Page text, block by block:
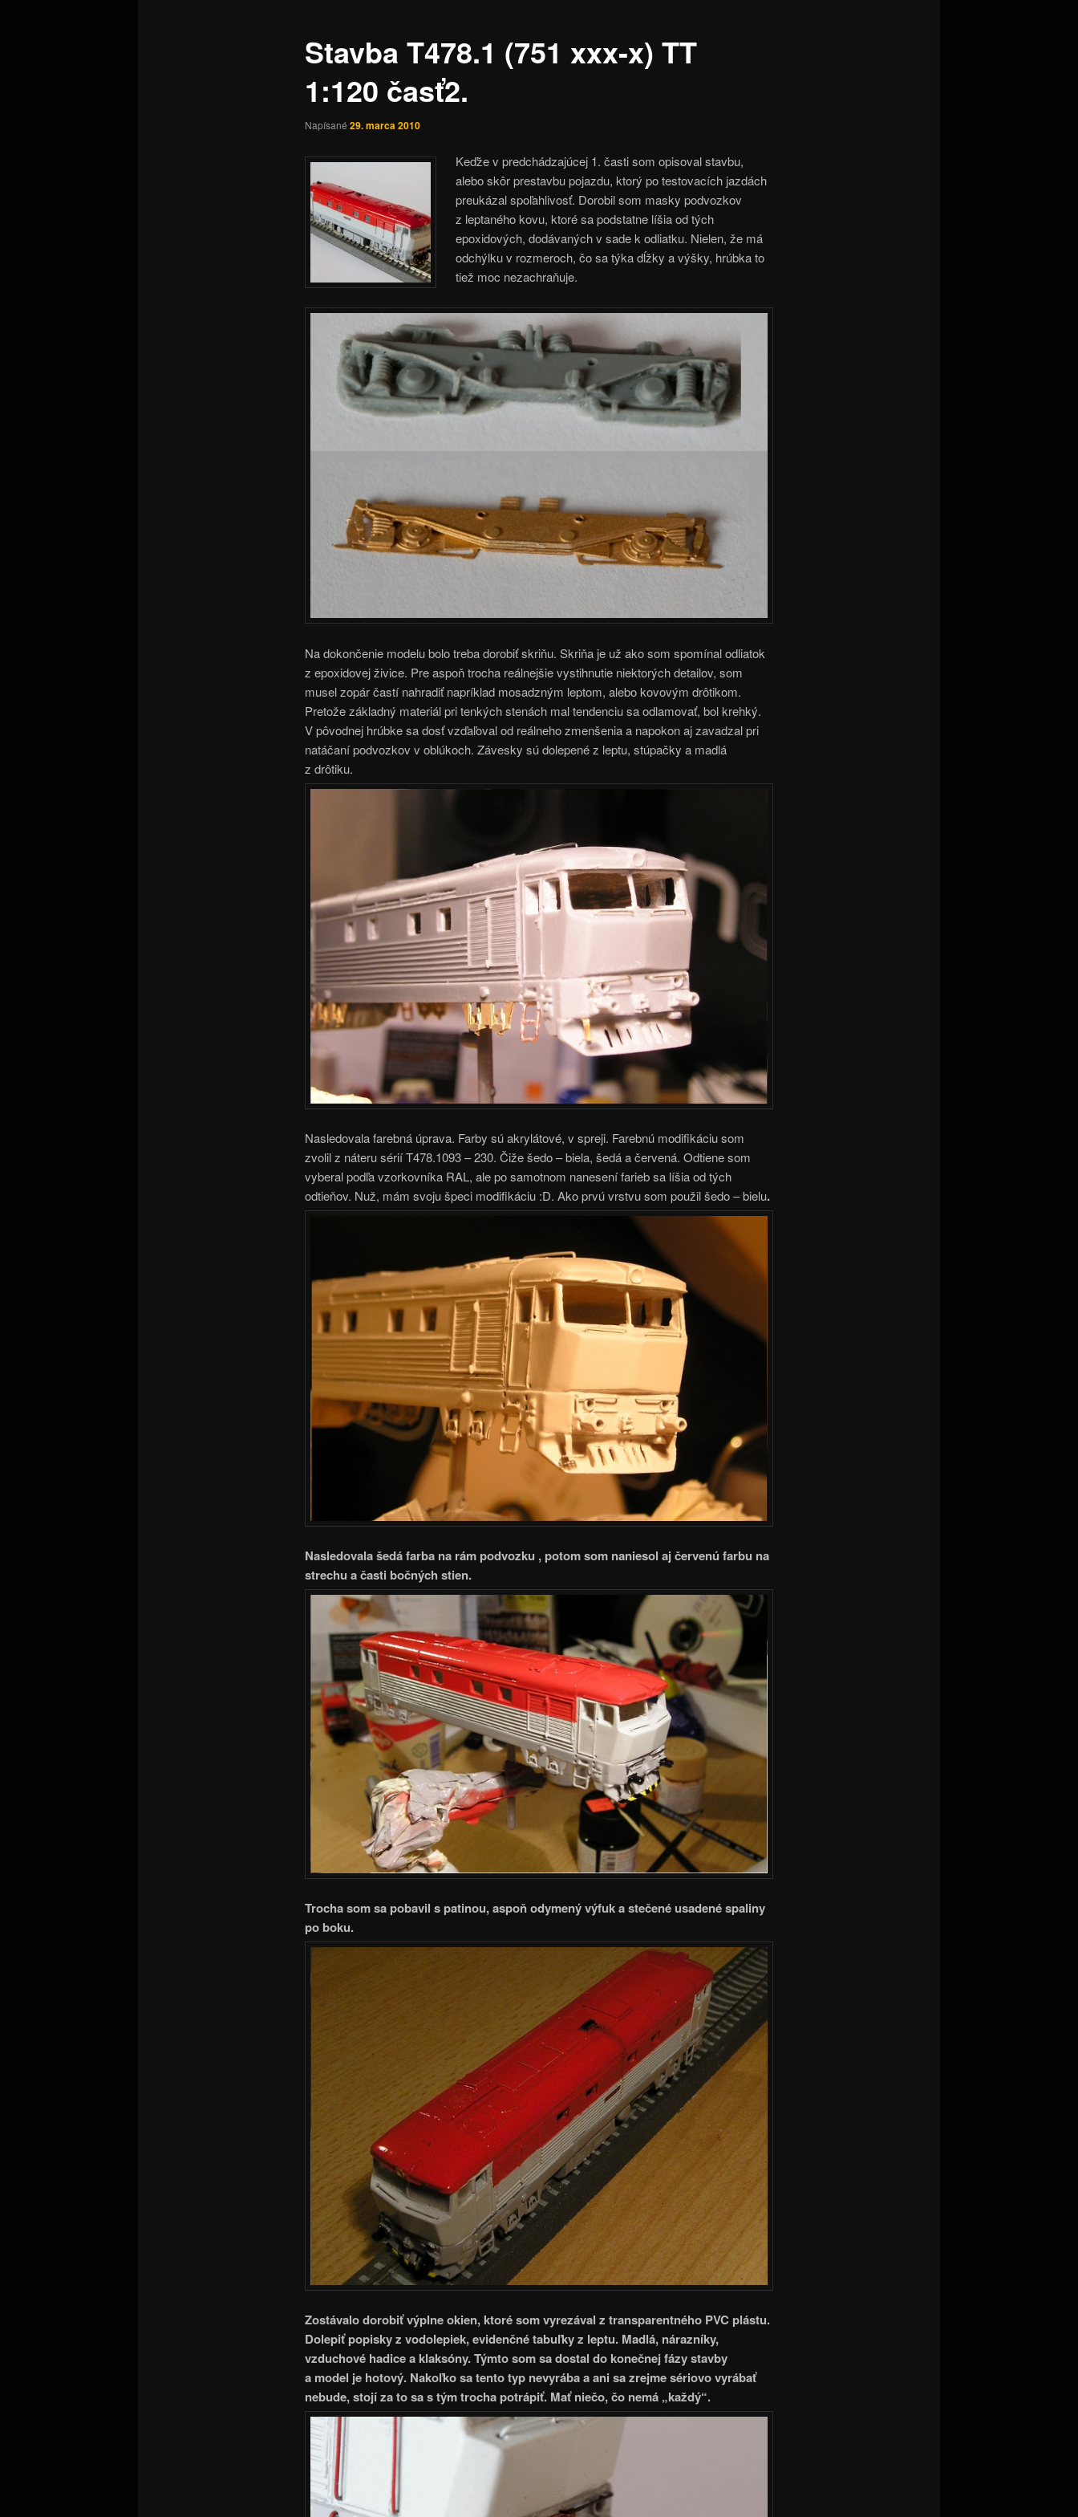
Stavba T478.1 (751 xxx-x) TT
1:120 časť2.
Napísané 29. marca 2010
Keďže v predchádzajúcej 1. časti som opisoval stavbu,
alebo skôr prestavbu pojazdu, ktorý po testovacích jazdách
preukázal spoľahlivosť. Dorobil som masky podvozkov
z leptaného kovu, ktoré sa podstatne líšia od tých
epoxidových, dodávaných v sade k odliatku. Nielen, že má
odchýlku v rozmeroch, čo sa týka dĺžky a výšky, hrúbka to
tiež moc nezachraňuje.
Na dokončenie modelu bolo treba dorobiť skriňu. Skriňa je už ako som spomínal odliatok
z epoxidovej živice. Pre aspoň trocha reálnejšie vystihnutie niektorých detailov, som
musel zopár častí nahradiť napríklad mosadzným leptom, alebo kovovým drôtikom.
Pretože základný materiál pri tenkých stenách mal tendenciu sa odlamovať, bol krehký.
V pôvodnej hrúbke sa dosť vzďaľoval od reálneho zmenšenia a napokon aj zavadzal pri
natáčaní podvozkov v oblúkoch. Závesky sú dolepené z leptu, stúpačky a madlá
z drôtiku.
Nasledovala farebná úprava. Farby sú akrylátové, v spreji. Farebnú modifikáciu som
zvolil z náteru sérií T478.1093 – 230. Čiže šedo – biela, šedá a červená. Odtiene som
vyberal podľa vzorkovníka RAL, ale po samotnom nanesení farieb sa líšia od tých
odtieňov. Nuž, mám svoju špeci modifikáciu :D. Ako prvú vrstvu som použil šedo – bielu.
Nasledovala šedá farba na rám podvozku , potom som naniesol aj červenú farbu na
strechu a časti bočných stien.
Trocha som sa pobavil s patinou, aspoň odymený výfuk a stečené usadené spaliny
po boku.
Zostávalo dorobiť výplne okien, ktoré som vyrezával z transparentného PVC plástu.
Dolepiť popisky z vodolepiek, evidenčné tabuľky z leptu. Madlá, nárazníky,
vzduchové hadice a klaksóny. Týmto som sa dostal do konečnej fázy stavby
a model je hotový. Nakoľko sa tento typ nevyrába a ani sa zrejme sériovo vyrábať
nebude, stojí za to sa s tým trocha potrápiť. Mať niečo, čo nemá „každý“.